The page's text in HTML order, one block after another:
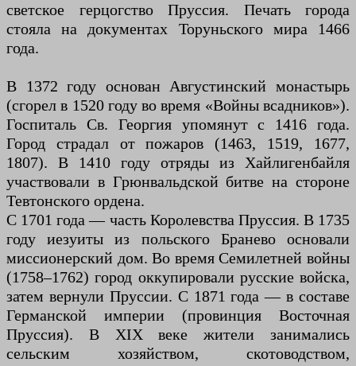
светское герцогство Пруссия. Печать города
стояла на документах Торуньского мира 1466
года.
В 1372 году основан Августинский монастырь
(сгорел в 1520 году во время «Войны всадников»).
Госпиталь Св. Георгия упомянут с 1416 года.
Город страдал от пожаров (1463, 1519, 1677,
1807). В 1410 году отряды из Хайлигенбайля
участвовали в Грюнвальдской битве на стороне
Тевтонского ордена.
С 1701 года — часть Королевства Пруссия. В 1735
году иезуиты из польского Бранево основали
миссионерский дом. Во время Семилетней войны
(1758–1762) город оккупировали русские войска,
затем вернули Пруссии. С 1871 года — в составе
Германской империи (провинция Восточная
Пруссия). В XIX веке жители занимались
сельским хозяйством, скотоводством,